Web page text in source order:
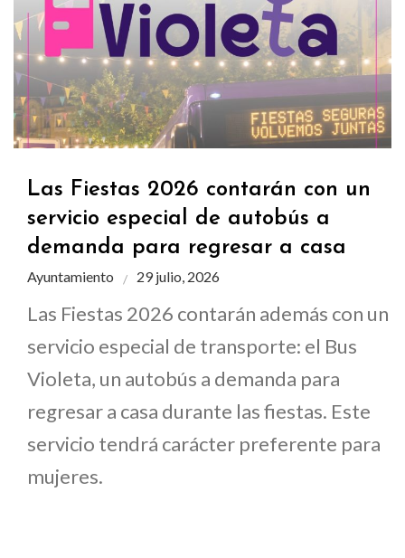
Las Fiestas 2026 contarán con un
servicio especial de autobús a
demanda para regresar a casa
Ayuntamiento 29 julio, 2026
Las Fiestas 2026 contarán además con un
servicio especial de transporte: el Bus
Violeta, un autobús a demanda para
regresar a casa durante las fiestas. Este
servicio tendrá carácter preferente para
mujeres.